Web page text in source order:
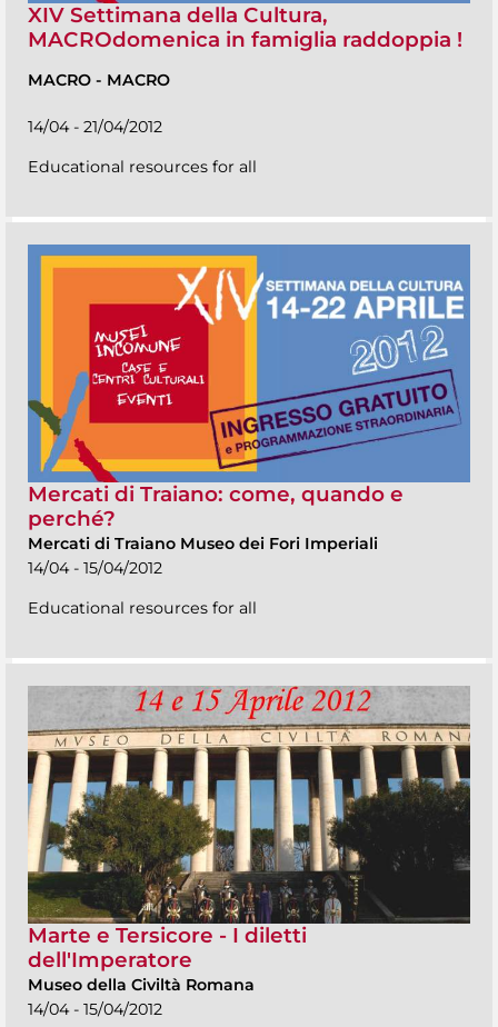
XIV Settimana della Cultura,
MACROdomenica in famiglia raddoppia !
MACRO - MACRO
14/04 - 21/04/2012
Educational resources for all
Mercati di Traiano: come, quando e
perché?
Mercati di Traiano Museo dei Fori Imperiali
14/04 - 15/04/2012
Educational resources for all
Marte e Tersicore - I diletti
dell'Imperatore
Museo della Civiltà Romana
14/04 - 15/04/2012